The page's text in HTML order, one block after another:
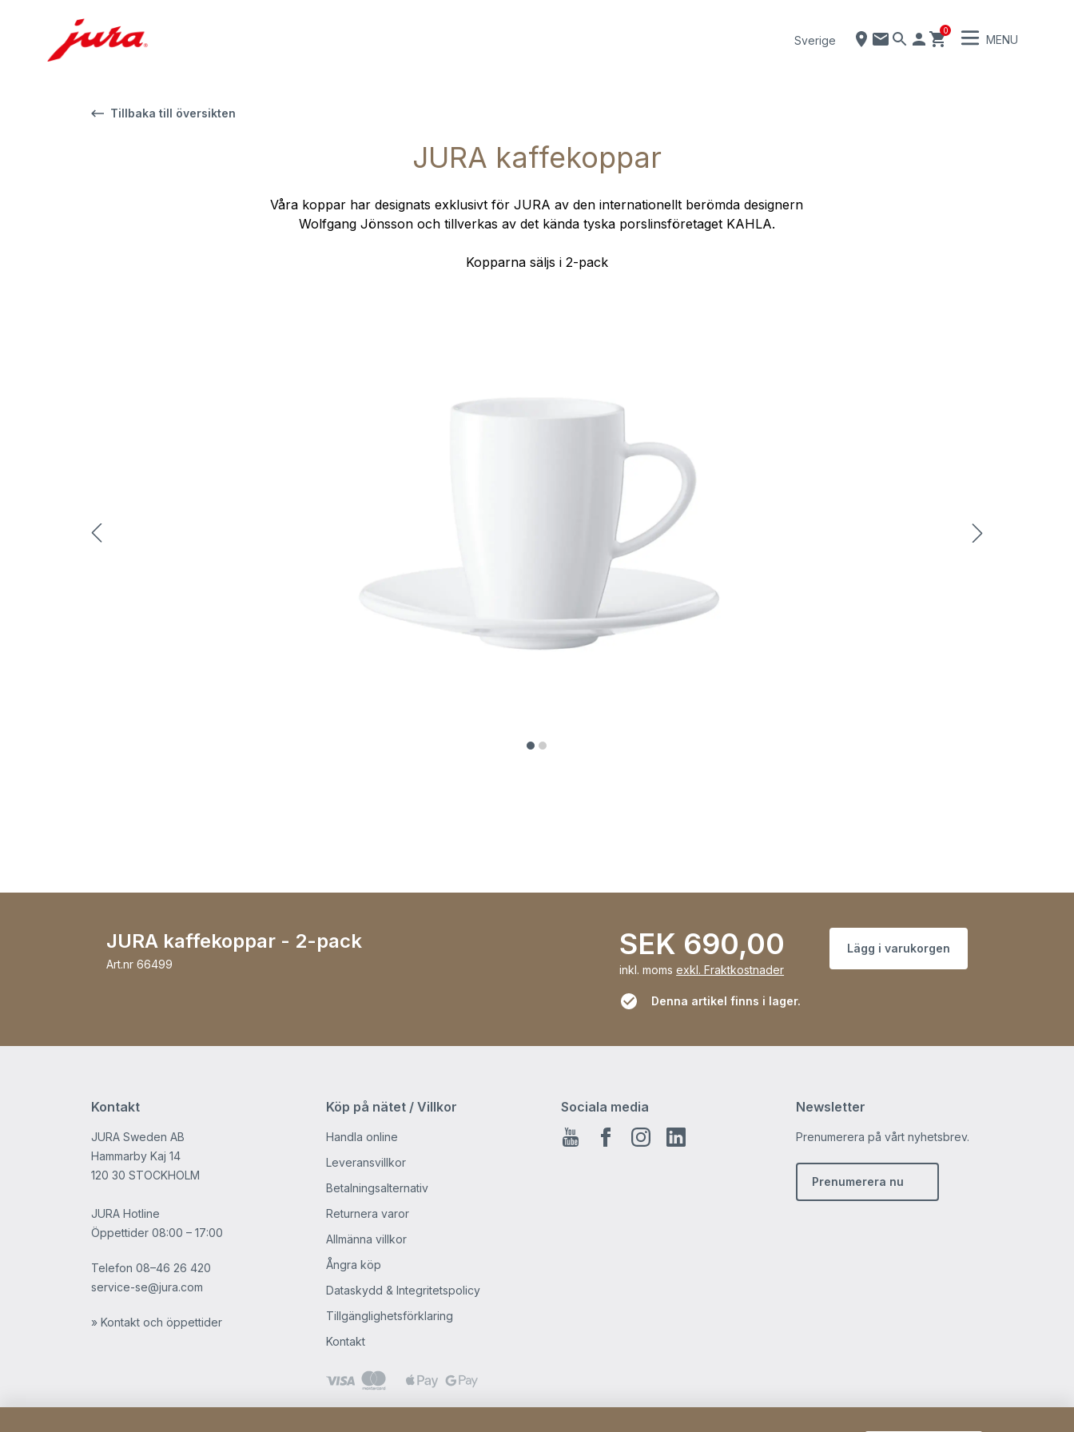
Sverige
0
MENU
Tillbaka till översikten
JURA kaffekoppar
Våra koppar har designats exklusivt för JURA av den internationellt berömda designern
Wolfgang Jönsson och tillverkas av det kända tyska porslinsföretaget KAHLA.
Kopparna säljs i 2-pack
SEK 690,00
inkl. moms exkl. Fraktkostnader
Lägg i varukorgen
Denna artikel finns i lager.
JURA kaffekoppar - 2-pack
Art.nr 66499
Kontakt
JURA Sweden AB
Hammarby Kaj 14
120 30 STOCKHOLM
JURA Hotline
Öppettider 08:00 – 17:00
Telefon 08–46 26 420
service-se@jura.com
» Kontakt och öppettider
Köp på nätet / Villkor
Handla online
Leveransvillkor
Betalningsalternativ
Returnera varor
Allmänna villkor
Ångra köp
Dataskydd & Integritetspolicy
Tillgänglighetsförklaring
Kontakt
Sociala media Newsletter
Prenumerera på vårt nyhetsbrev.
Prenumerera nu